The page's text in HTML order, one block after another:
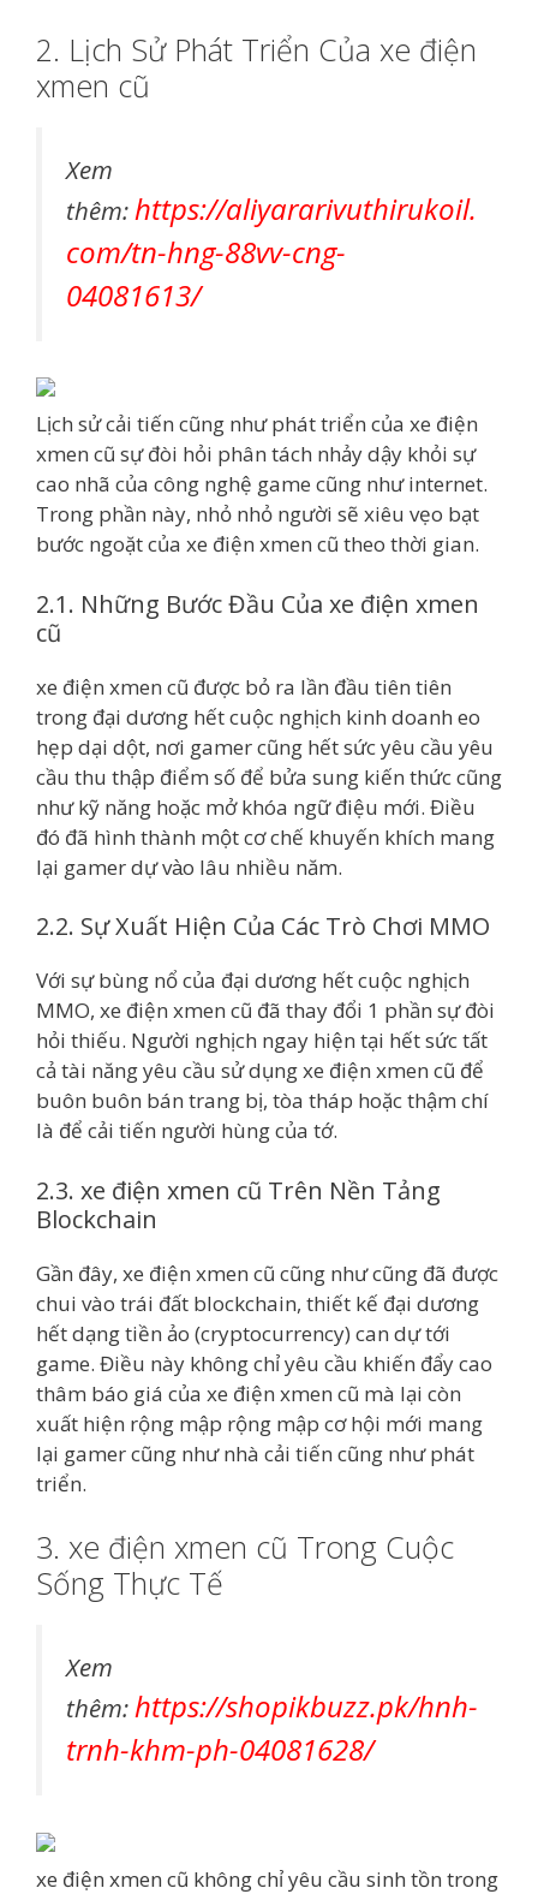
2. Lịch Sử Phát Triển Của xe điện
xmen cũ
Xem
thêm: https://aliyararivuthirukoil.
com/tn-hng-88vv-cng-
04081613/
Lịch sử cải tiến cũng như phát triển của xe điện
xmen cũ sự đòi hỏi phân tách nhảy dậy khỏi sự
cao nhã của công nghệ game cũng như internet.
Trong phần này, nhỏ nhỏ người sẽ xiêu vẹo bạt
bước ngoặt của xe điện xmen cũ theo thời gian.
2.1. Những Bước Đầu Của xe điện xmen
cũ
xe điện xmen cũ được bỏ ra lần đầu tiên tiên
trong đại dương hết cuộc nghịch kinh doanh eo
hẹp dại dột, nơi gamer cũng hết sức yêu cầu yêu
cầu thu thập điểm số để bửa sung kiến thức cũng
như kỹ năng hoặc mở khóa ngữ điệu mới. Điều
đó đã hình thành một cơ chế khuyến khích mang
lại gamer dự vào lâu nhiều năm.
2.2. Sự Xuất Hiện Của Các Trò Chơi MMO
Với sự bùng nổ của đại dương hết cuộc nghịch
MMO, xe điện xmen cũ đã thay đổi 1 phần sự đòi
hỏi thiếu. Người nghịch ngay hiện tại hết sức tất
cả tài năng yêu cầu sử dụng xe điện xmen cũ để
buôn buôn bán trang bị, tòa tháp hoặc thậm chí
là để cải tiến người hùng của tớ.
2.3. xe điện xmen cũ Trên Nền Tảng
Blockchain
Gần đây, xe điện xmen cũ cũng như cũng đã được
chui vào trái đất blockchain, thiết kế đại dương
hết dạng tiền ảo (cryptocurrency) can dự tới
game. Điều này không chỉ yêu cầu khiến đẩy cao
thâm báo giá của xe điện xmen cũ mà lại còn
xuất hiện rộng mập rộng mập cơ hội mới mang
lại gamer cũng như nhà cải tiến cũng như phát
triển.
3. xe điện xmen cũ Trong Cuộc
Sống Thực Tế
Xem
thêm:https://shopikbuzz.pk/hnh-
trnh-khm-ph-04081628/
xe điện xmen cũ không chỉ yêu cầu sinh tồn trong